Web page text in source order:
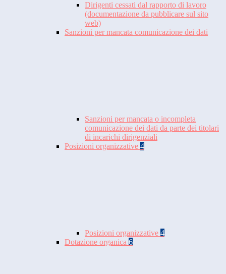
Dirigenti cessati dal rapporto di lavoro
(documentazione da pubblicare sul sito
web)
Sanzioni per mancata comunicazione dei dati
Sanzioni per mancata o incompleta
comunicazione dei dati da parte dei titolari
di incarichi dirigenziali
Posizioni organizzative 4
Posizioni organizzative 4
Dotazione organica 6